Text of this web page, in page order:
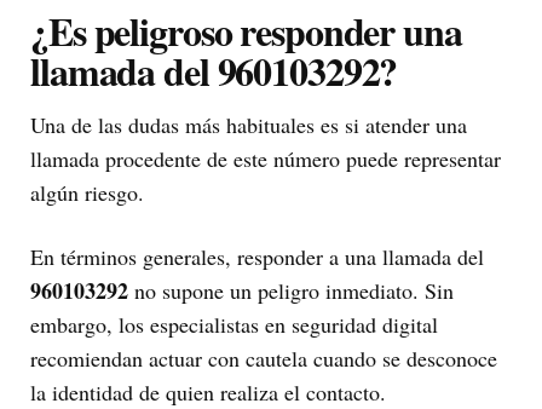
¿Es peligroso responder una
llamada del 960103292?
Una de las dudas más habituales es si atender una
llamada procedente de este número puede representar
algún riesgo.
En términos generales, responder a una llamada del
960103292 no supone un peligro inmediato. Sin
embargo, los especialistas en seguridad digital
recomiendan actuar con cautela cuando se desconoce
la identidad de quien realiza el contacto.